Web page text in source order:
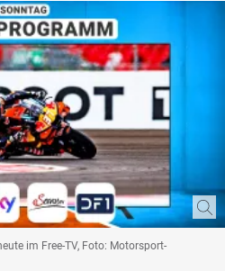
im Free-TV, Foto: Motorsport-